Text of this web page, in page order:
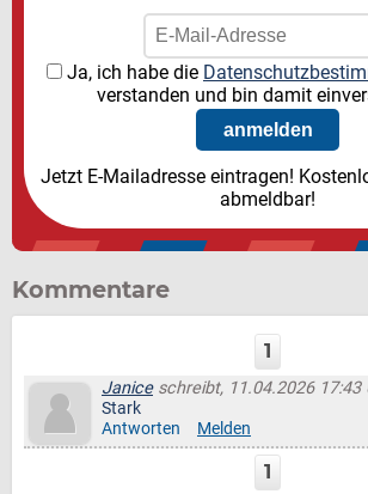
Ja, ich habe die
verstanden und bin damit
Jetzt E-Mailadresse eintragen!
abmeldbar!
Kommentare
1
Janiceschreibt, 11.04.2026 17:43
Stark
Antworten
Melden
1